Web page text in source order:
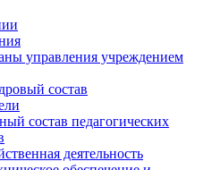
управления учреждением
состав
состав педагогических
деятельность